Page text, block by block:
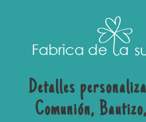
Detalles
Comunión,